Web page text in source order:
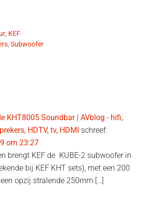
KEF
,Subwoofer
KHT8005 Soundbar | AVblog - hifi,
HDTV, tv, HDMI schreef:
om 23:27
brengt KEF de KUBE-2 subwoofer in
bij KEF KHT sets), met een 200
opzij stralende 250mm […]